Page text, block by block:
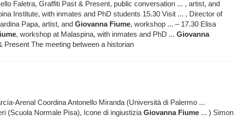
Faletra, Graffiti Past & Present, public conversation ... , artist, and
Institute, with inmates and PhD students 15.30 Visit ... , Director of
Papa, artist, and Giovanna Fiume, workshop ... – 17.30 Elisa
, workshop at Malaspina, with inmates and PhD ... Giovanna
Present The meeting between a historian
Arenal Coordina Antonello Miranda (Università di Palermo ...
(Scuola Normale Pisa), Icone di ingiustizia Giovanna Fiume ... ) Simon